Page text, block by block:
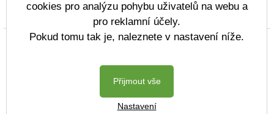
Prohlášení o přístupnosti Mapa webu
Copyright © 2022 - 2023 ZŠ Komenského Děčín &
Postaveno ve služběVlastníŠkolníWeb.cz
| Na redakčním
cookies pro analýzu pohybu uživatelů na webu a
pro reklamní účely.
Pokud tomu tak je, naleznete v nastavení níže.
Přijmout vše
Nastavení